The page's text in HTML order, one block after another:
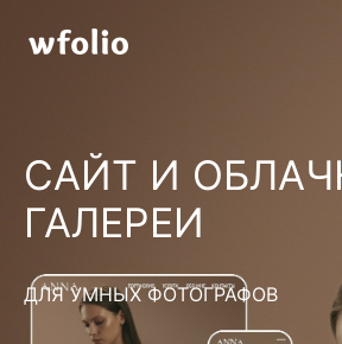
САЙТ И
ГАЛЕРЕИ
ДЛЯ УМНЫХ ФОТОГРАФОВ